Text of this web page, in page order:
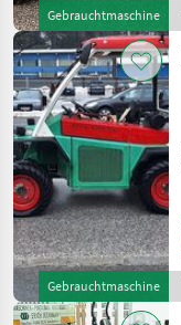
Gebrauchtmaschine
Gebrauchtmaschine